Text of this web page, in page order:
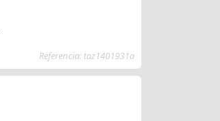
Referencia: taz1401931a